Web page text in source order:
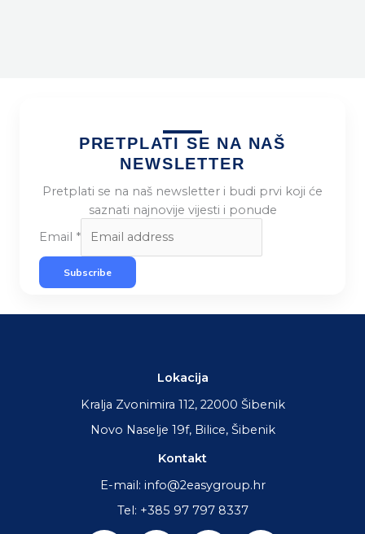
PRETPLATI SE NA NAŠ
NEWSLETTER
Pretplati se na naš newsletter i budi prvi koji će
saznati najnovije vijesti i ponude
Email *
Subscribe
Lokacija
Kralja Zvonimira 112, 22000 Šibenik
Novo Naselje 19f, Bilice, Šibenik
Kontakt
E-mail: info@2easygroup.hr
Tel: +385 97 797 8337